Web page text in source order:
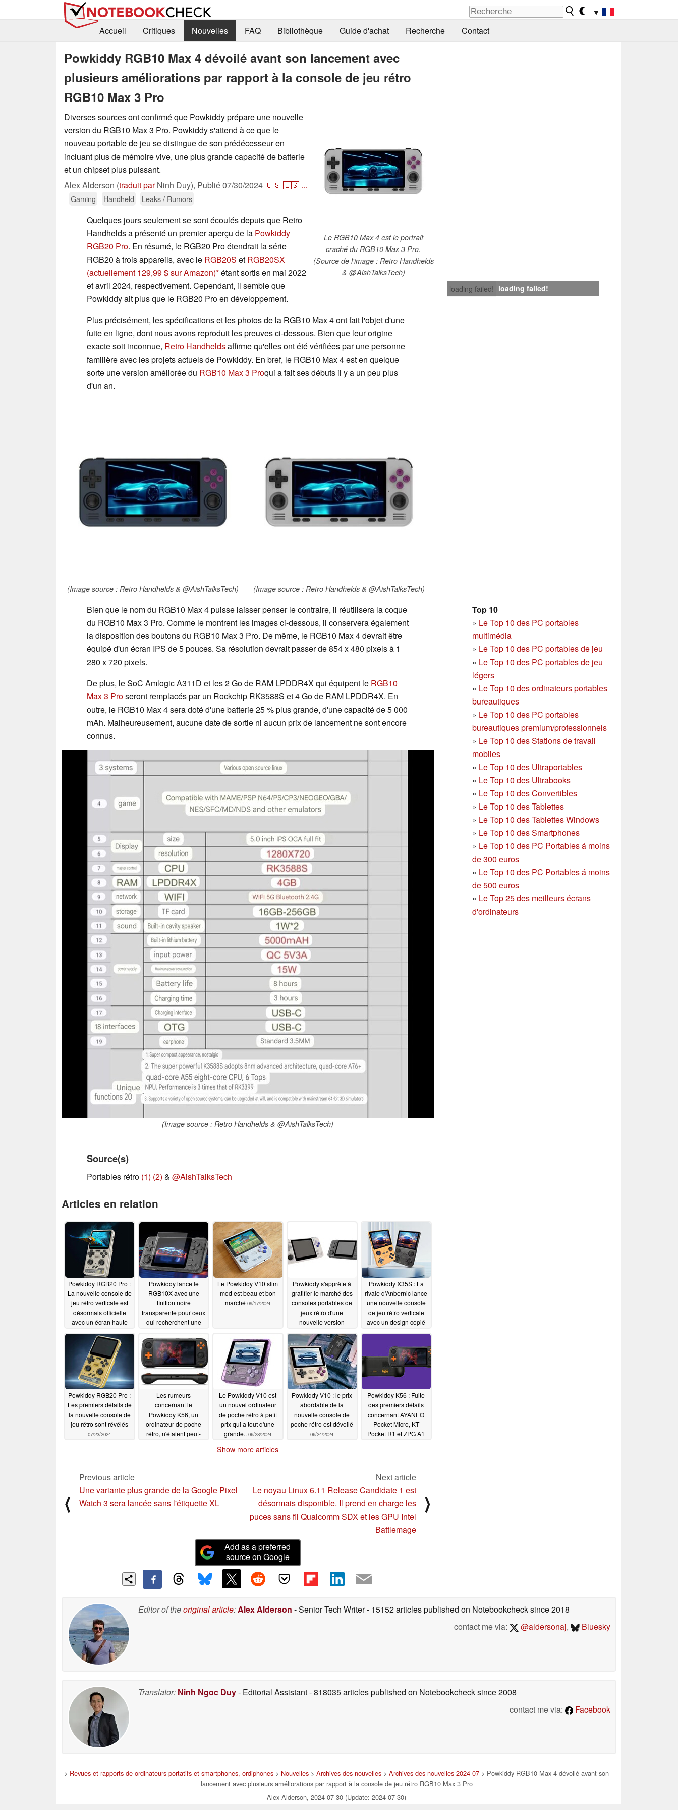
▼
Accueil
Critiques Nouvelles FAQ Bibliothèque Guide d'achat Recherche Contact
Powkiddy RGB10 Max 4 dévoilé avant son lancement avec
plusieurs améliorations par rapport à la console de jeu rétro
RGB10 Max 3 Pro
Le RGB10 Max 4 est le portrait
craché du RGB10 Max 3 Pro.
(Source de l'image : Retro Handhelds
& @AishTalksTech)
Diverses sources ont confirmé que Powkiddy prépare une nouvelle
version du RGB10 Max 3 Pro. Powkiddy s'attend à ce que le
nouveau portable de jeu se distingue de son prédécesseur en
incluant plus de mémoire vive, une plus grande capacité de batterie
et un chipset plus puissant.
Alex Alderson (traduit parNinh Duy), Publié07/30/2024🇺🇸🇪🇸 ...
Gaming Handheld Leaks / Rumors
loading failed! loading failed!
Quelques jours seulement se sont écoulés depuis que Retro
Handhelds a présenté un premier aperçu de la Powkiddy
RGB20 Pro. En résumé, le RGB20 Pro étendrait la série
RGB20 à trois appareils, avec le RGB20S et RGB20SX
(actuellement 129,99 $ sur Amazon) étant sortis en mai 2022
et avril 2024, respectivement. Cependant, il semble que
Powkiddy ait plus que le RGB20 Pro en développement.
Plus précisément, les spécifications et les photos de la RGB10 Max 4 ont fait l'objet d'une
fuite en ligne, dont nous avons reproduit les preuves ci-dessous. Bien que leur origine
exacte soit inconnue, Retro Handheldsaffirme qu'elles ont été vérifiées par une personne
familière avec les projets actuels de Powkiddy. En bref, le RGB10 Max 4 est en quelque
sorte une version améliorée du RGB10 Max 3 Proqui a fait ses débuts il y a un peu plus
d'un an.
(Image source : Retro Handhelds & @AishTalksTech) (Image source : Retro Handhelds & @AishTalksTech)
Top 10
» Le Top 10 des PC portables
multimédia
» Le Top 10 des PC portables de jeu
» Le Top 10 des PC portables de jeu
légers
» Le Top 10 des ordinateurs portables
bureautiques
» Le Top 10 des PC portables
bureautiques premium/professionnels
» Le Top 10 des Stations de travail
mobiles
» Le Top 10 des Ultraportables
» Le Top 10 des Ultrabooks
» Le Top 10 des Convertibles
» Le Top 10 des Tablettes
» Le Top 10 des Tablettes Windows
» Le Top 10 des Smartphones
» Le Top 10 des PC Portables á moins
de 300 euros
» Le Top 10 des PC Portables á moins
de 500 euros
» Le Top 25 des meilleurs écrans
d'ordinateurs
Bien que le nom du RGB10 Max 4 puisse laisser penser le contraire, il réutilisera la coque
du RGB10 Max 3 Pro. Comme le montrent les images ci-dessous, il conservera également
la disposition des boutons du RGB10 Max 3 Pro. De même, le RGB10 Max 4 devrait être
équipé d'un écran IPS de 5 pouces. Sa résolution devrait passer de 854 x 480 pixels à 1
280 x 720 pixels.
De plus, le SoC Amlogic A311D et les 2 Go de RAM LPDDR4X qui équipent le RGB10
Max 3 Proseront remplacés par un Rockchip RK3588S et 4 Go de RAM LPDDR4X. En
outre, le RGB10 Max 4 sera doté d'une batterie 25 % plus grande, d'une capacité de 5 000
mAh. Malheureusement, aucune date de sortie ni aucun prix de lancement ne sont encore
connus.
(Image source : Retro Handhelds & @AishTalksTech)
Source(s)
Portables rétro (1) (2) & @AishTalksTech
Articles en relation
Powkiddy RGB20 Pro :
La nouvelle console de
jeu rétro verticale est
désormais officielle
avec un écran haute
heures d'autonomie
09/23/2024
Powkiddy lance le
RGB10X avec une
finition noire
transparente pour ceux
qui recherchent une
jeu rétro à petit prix
09/17/2024
Le Powkiddy V10 slim
mod est beau et bon
marché 09/17/2024
Powkiddy s'apprête à
gratifier le marché des
consoles portables de
jeux rétro d'une
nouvelle version
09/03/2024
Powkiddy X35S : La
rivale d'Anbernic lance
une nouvelle console
de jeu rétro verticale
avec un design copié
08/25/2024
Powkiddy RGB20 Pro :
Les premiers détails de
la nouvelle console de
jeu rétro sont révélés
07/23/2024
Les rumeurs
concernant le
Powkiddy K56, un
ordinateur de poche
rétro, n'étaient peut-
Le Powkiddy V10 est
un nouvel ordinateur
de poche rétro à petit
prix qui a tout d'une
grande.. 06/28/2024
Powkiddy V10 : le prix
abordable de la
nouvelle console de
poche rétro est dévoilé
06/24/2024
Powkiddy K56 : Fuite
des premiers détails
concernant AYANEO
Pocket Micro, KT
Pocket R1 et ZPG A1
Show more articles
⟨
Previous article
Une variante plus grande de la Google Pixel
Watch 3 sera lancée sans l'étiquette XL
Next article
Le noyau Linux 6.11 Release Candidate 1 est
désormais disponible. Il prend en charge les
puces sans fil Qualcomm SDX et les GPU Intel
Battlemage
⟩
Add as a preferred
source on Google
Editor of theoriginal article:Alex Alderson - Senior Tech Writer- 15152 articles published on Notebookchecksince 2018
contact me via:
@aldersonaj, Bluesky
Translator: Ninh Ngoc Duy- Editorial Assistant- 818035 articles published on Notebookchecksince 2008
contact me via:
Facebook
> Revues et rapports de ordinateurs portatifs et smartphones, ordiphones > Nouvelles > Archives des nouvelles > Archives des nouvelles 2024 07 > Powkiddy RGB10 Max 4 dévoilé avant son
lancement avec plusieurs améliorations par rapport à la console de jeu rétro RGB10 Max 3 Pro
Alex Alderson, 2024-07-30 (Update: 2024-07-30)